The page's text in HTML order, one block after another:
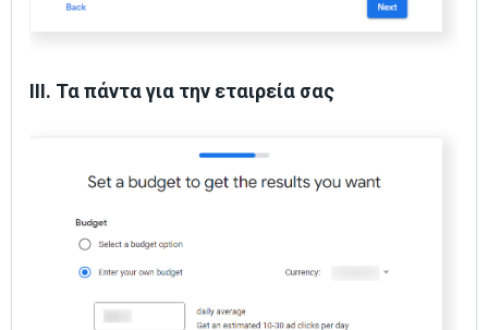
III. Τα πάντα για την εταιρεία σας